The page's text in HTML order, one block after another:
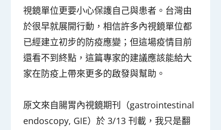
視鏡單位更要小心保護自己與患者。台灣由
於很早就展開行動，相信許多內視鏡單位都
已經建立初步的防疫應變；但這場疫情目前
還看不到終點，這篇專家的建議應該能給大
家在防疫上帶來更多的啟發與幫助。
原文來自腸胃內視鏡期刊（gastrointestinal
endoscopy, GIE）於 3/13 刊載，我只是翻